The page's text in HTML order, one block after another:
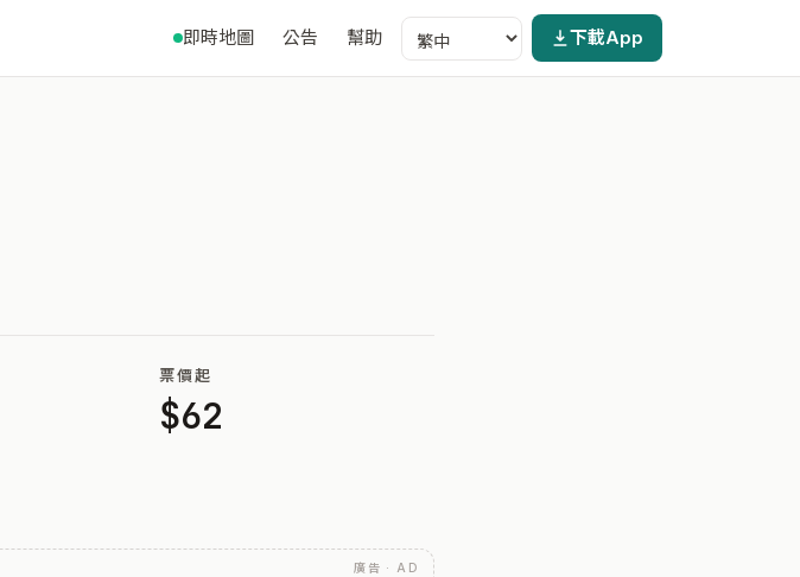
即時地圖 公告 幫助 下載App
票價起
$62
廣告 · AD